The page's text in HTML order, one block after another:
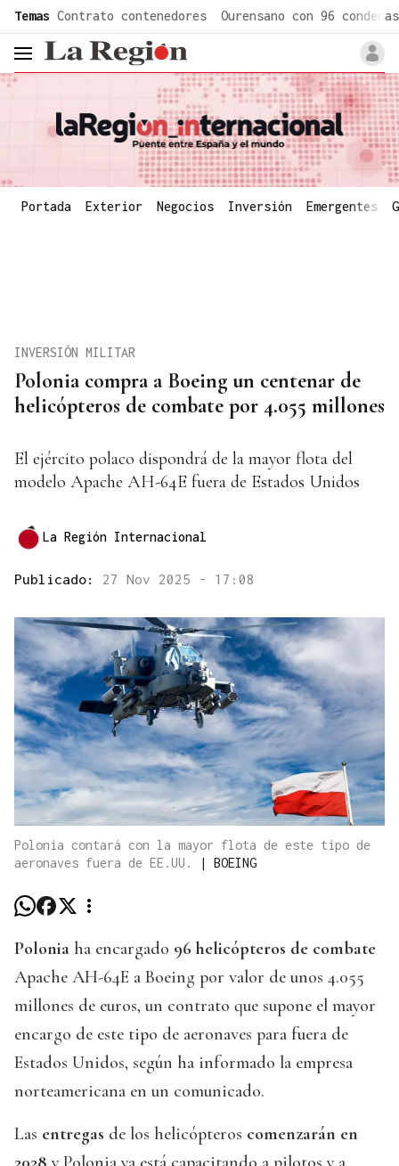
Temas Contrato contenedores Ourensano con 96 condenas
header.menu.open
Portada Exterior Negocios Inversión Emergentes
Polonia compra a Boeing un centenar de
helicópteros de combate por 4.055 millones
INVERSIÓN MILITAR
El ejército polaco dispondrá de la mayor flota del
modelo Apache AH-64E fuera de Estados Unidos
La Región Internacional
Publicado: 27 Nov 2025 - 17:08
Polonia contará con la mayor flota de este tipo de
aeronaves fuera de EE.UU.
| BOEING
Polonia ha encargado 96 helicópteros de combate
Apache AH-64E a Boeing por valor de unos 4.055
millones de euros, un contrato que supone el mayor
encargo de este tipo de aeronaves para fuera de
Estados Unidos, según ha informado la empresa
norteamericana en un comunicado.
Las entregas de los helicópteros comenzarán en